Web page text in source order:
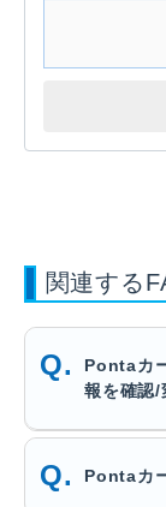
関連する
Pontaカ
報を確認/
Pontaカ